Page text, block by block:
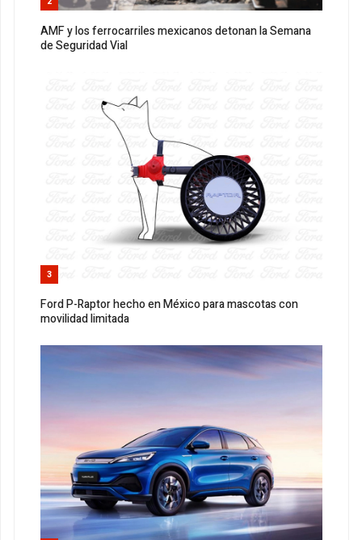
AMF y los ferrocarriles mexicanos detonan la Semana
de Seguridad Vial
3
Ford P-Raptor hecho en México para mascotas con
movilidad limitada